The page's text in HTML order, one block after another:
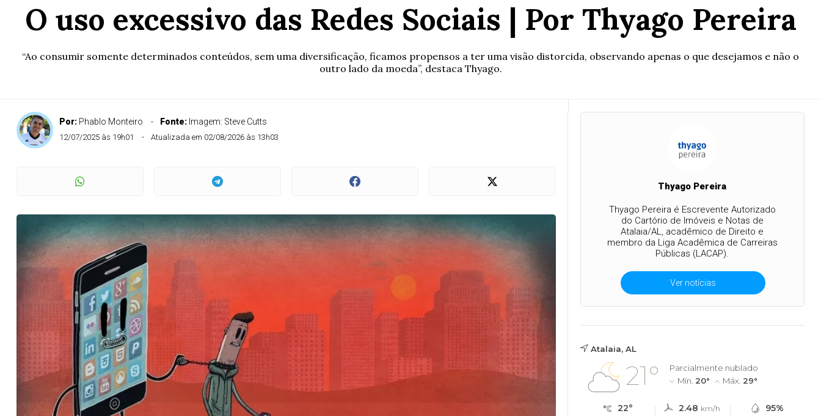
O uso excessivo das Redes Sociais | Por Thyago Pereira
“Ao consumir somente determinados conteúdos, sem uma diversificação, ficamos propensos a ter uma visão distorcida, observando apenas o que desejamos e não o
outro lado da moeda”, destaca Thyago.
Por: Phablo Monteiro Fonte: Imagem: Steve Cutts
12/07/2025 às 19h01 Atualizada em 02/08/2026 às 13h03
Thyago Pereira
Thyago Pereira é Escrevente Autorizado
do Cartório de Imóveis e Notas de
Atalaia/AL, acadêmico de Direito e
membro da Liga Acadêmica de Carreiras
Públicas (LACAP).
Ver notícias
Atalaia, AL
21°
Parcialmente nublado
Mín. 20° Máx. 29°
22° 2.48 km/h 95%